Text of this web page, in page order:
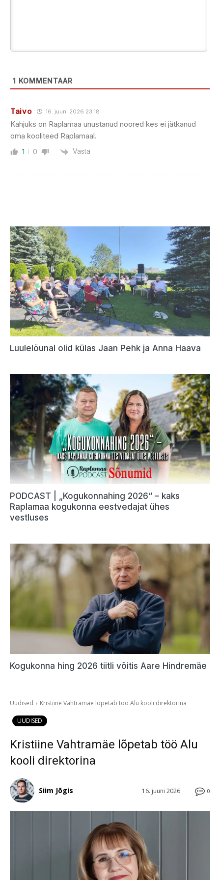
1 KOMMENTAAR
Taivo 16. juuni 2026 23:18
Kahjuks on Raplamaa unustanud noored kes ei jätkanud
oma kooliteed Raplamaal.
1 0 Vasta
Luulelõunal olid külas Jaan Pehk ja Anna Haava
PODCAST | „Kogukonnahing 2026“ – kaks
Raplamaa kogukonna eestvedajat ühes
vestluses
Kogukonna hing 2026 tiitli võitis Aare Hindremäe